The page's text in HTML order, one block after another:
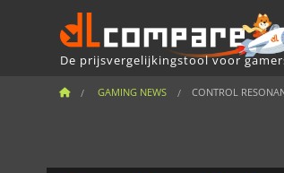
De prijsvergelijkingstool voor
GAMING NEWS CONTROL